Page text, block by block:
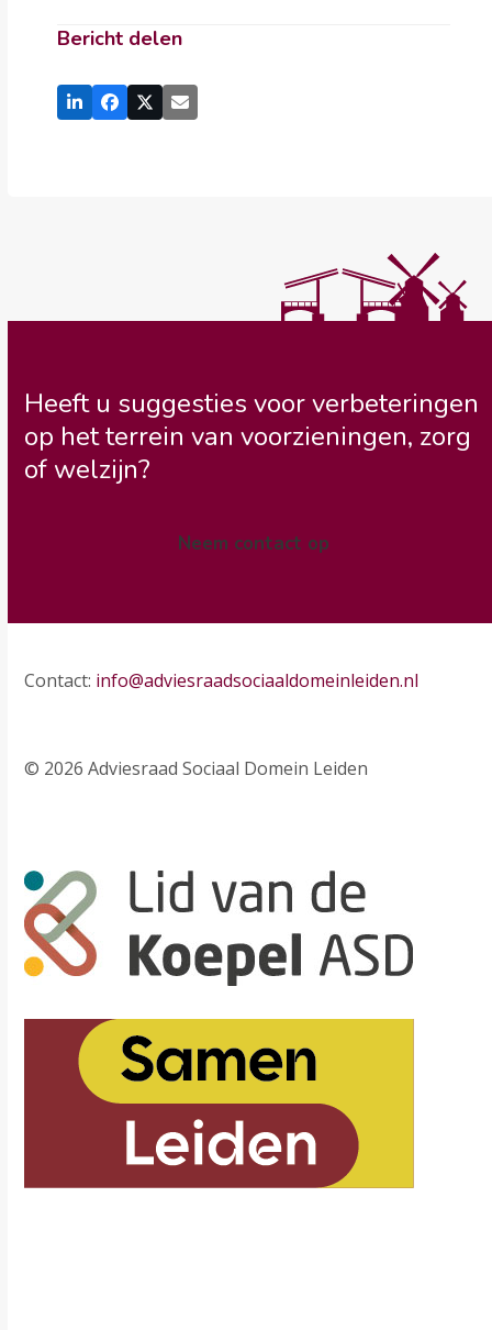
Bericht delen
Heeft u suggesties voor verbeteringen
op het terrein van voorzieningen, zorg
of welzijn?
Neem contact op
Contact: info@adviesraadsociaaldomeinleiden.nl
© 2026 Adviesraad Sociaal Domein Leiden